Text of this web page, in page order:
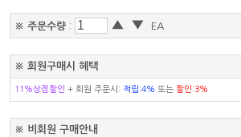
※ 주문수량: ▲ ▼ EA
※ 회원구매시 혜택
11%상점할인 + 회원 주문시: 적립:4% 또는 할인:3%
※ 비회원 구매안내